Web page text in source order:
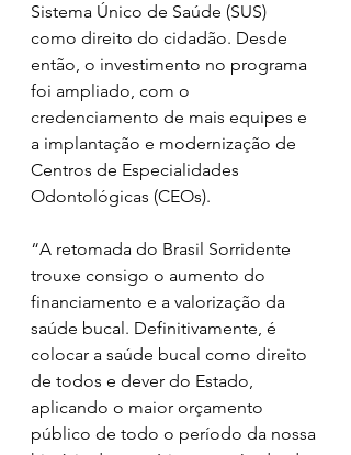
Sistema Único de Saúde (SUS)
como direito do cidadão. Desde
então, o investimento no programa
foi ampliado, com o
credenciamento de mais equipes e
a implantação e modernização de
Centros de Especialidades
Odontológicas (CEOs).
“A retomada do Brasil Sorridente
trouxe consigo o aumento do
financiamento e a valorização da
saúde bucal. Definitivamente, é
colocar a saúde bucal como direito
de todos e dever do Estado,
aplicando o maior orçamento
público de todo o período da nossa